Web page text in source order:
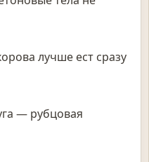
лучше ест сразу
— рубцовая